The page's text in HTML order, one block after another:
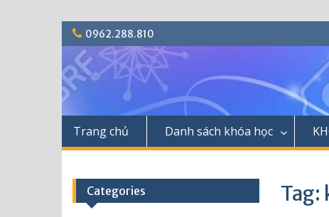
S
k
i
p
t
c
o
n
e
t
0962.288.810
Trang chủ Danh sách khóa học
Tag:
Categories